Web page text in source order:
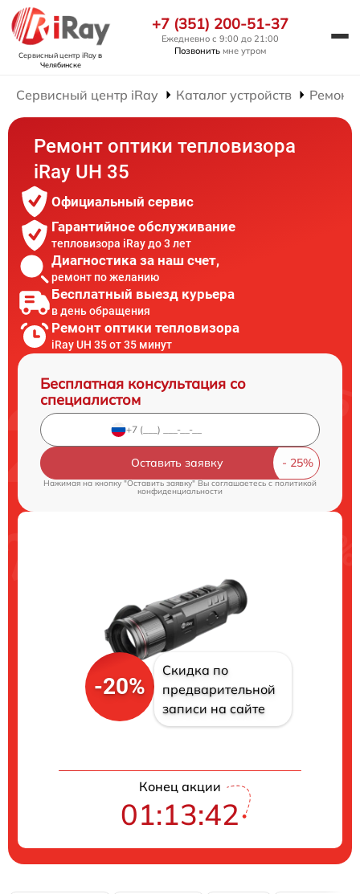
Сервисный центр iRayв
Челябинске
+7 (351) 200-51-37
Ежедневно с 9:00 до 21:00
Позвонить мне утром
Сервисный центр iRay Каталог устройств Ремонт
Ремонт оптики тепловизора
iRay UH 35
Официальный сервис
Гарантийное обслуживание
тепловизора iRay до 3 лет
Диагностика за наш счет,
ремонт по желанию
Бесплатный выезд курьера
в день обращения
Ремонт оптики тепловизора
iRay UH 35 от 35 минут
Бесплатная консультация со
специалистом
Оставить заявку
Нажимая на кнопку "Оставить заявку" Вы соглашаетесь cполитикой
конфиденциальности
-20%
Скидка по
предварительной
записи на сайте
Конец акции
01:13:41